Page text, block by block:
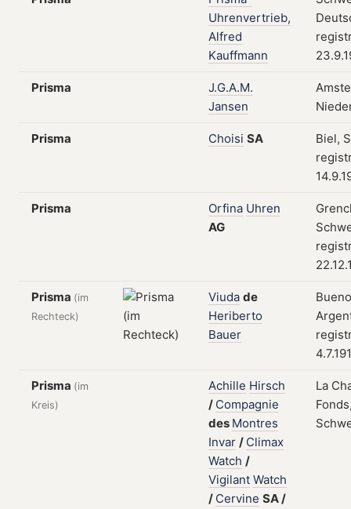
Uhrenvertrieb,
Alfred
Kauffmann
Prisma
J.G.A.M.
Jansen
Prisma Choisi SA
Biel,
Prisma Orfina Uhren
AG
Prisma (im
Rechteck)
Viuda de
Heriberto
Bauer
Prisma (im
Kreis)
Achille Hirsch
/ Compagnie
des Montres
Invar / Climax
Watch /
Vigilant Watch
/ Cervine SA/
La